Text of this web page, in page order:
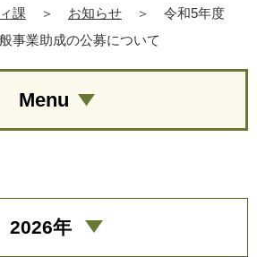
課
＞ お知らせ ＞
令和5年度
事業助成の公募について
Menu
2026年